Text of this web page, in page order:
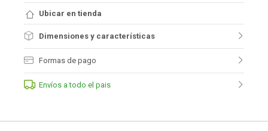
Ubicar en tienda
Dimensiones y características
Formas de pago
Envíos a todo el pais